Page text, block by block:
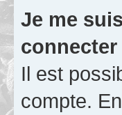
Je me
connecter
Il est
compte.